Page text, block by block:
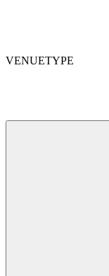
VENUETYPE